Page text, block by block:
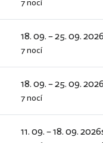
7 nocí
18. 09. – 25. 09. 2026
7 nocí
18. 09. – 25. 09. 2026
7 nocí
11. 09. – 18. 09. 2026